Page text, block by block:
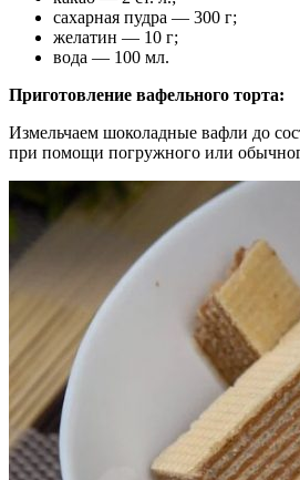
сахарная пудра — 300 г;
желатин — 10 г;
вода — 100 мл.
Приготовление вафельного торта:
Измельчаем шоколадные вафли до
при помощи погружного или